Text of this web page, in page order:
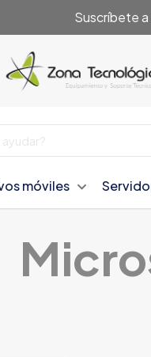
Suscríbete
móviles